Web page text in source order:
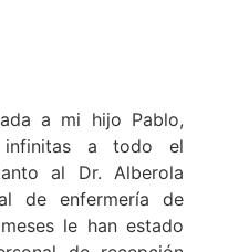
a mi hijo Pablo,
infinitas a todo el
al Dr. Alberola
de enfermería de
le han estado